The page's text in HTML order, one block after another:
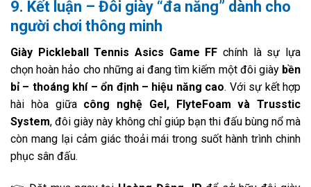
9. Kết luận – Đôi giày “đa năng” dành cho
người chơi thông minh
Giày Pickleball Tennis Asics Game FF chính là sự lựa
chọn hoàn hảo cho những ai đang tìm kiếm một đôi giày bền
bỉ – thoáng khí – ổn định – hiệu năng cao. Với sự kết hợp
hài hòa giữa công nghệ Gel, FlyteFoam và Trusstic
System, đôi giày này không chỉ giúp bạn thi đấu bùng nổ mà
còn mang lại cảm giác thoải mái trong suốt hành trình chinh
phục sân đấu.